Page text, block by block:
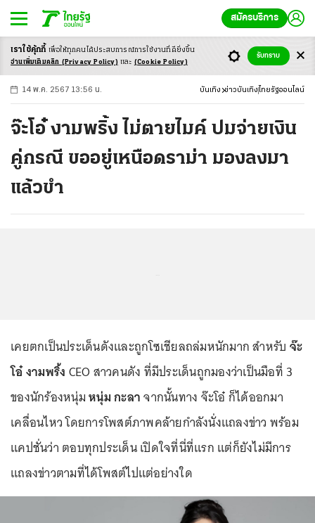
สมัครบริการ
-ก ก ก+
14 พ.ค. 2567 13:56 น. บันเทิง ข่าวบันเทิง ไทยรัฐออนไลน์
จ๊ะโอ๋ งามพริ้ง ไม่ตายไมค์ ปมจ่ายเงิน
คู่กรณี ขออยู่เหนือดราม่า มองลงมา
แล้วขำ
เคยตกเป็นประเด็นดังและถูกโซเชียลถล่มหนักมาก สำหรับ จ๊ะ
โอ๋ งามพริ้ง CEO สาวคนดัง ที่มีประเด็นถูกมองว่าเป็นมือที่ 3
ของนักร้องหนุ่มหนุ่ม กะลาจากนั้นทาง จ๊ะโอ๋ ก็ได้ออกมา
เคลื่อนไหว โดยการโพสต์ภาพคล้ายกำลังนั่งแถลงข่าว พร้อม
แคปชั่นว่า ตอบทุกประเด็น เปิดใจที่นี่ที่แรก แต่ก็ยังไม่มีการ
แถลงข่าวตามที่ได้โพสต์ไปแต่อย่างใด
เราใช้คุ้กกี้ เพื่อให้ทุกคนได้ประสบการณ์การใช้งานที่ดียิ่งขึ้น
อ่านเพิ่มเติมคลิก (Privacy Policy) และ (Cookie Policy)
รับทราบ